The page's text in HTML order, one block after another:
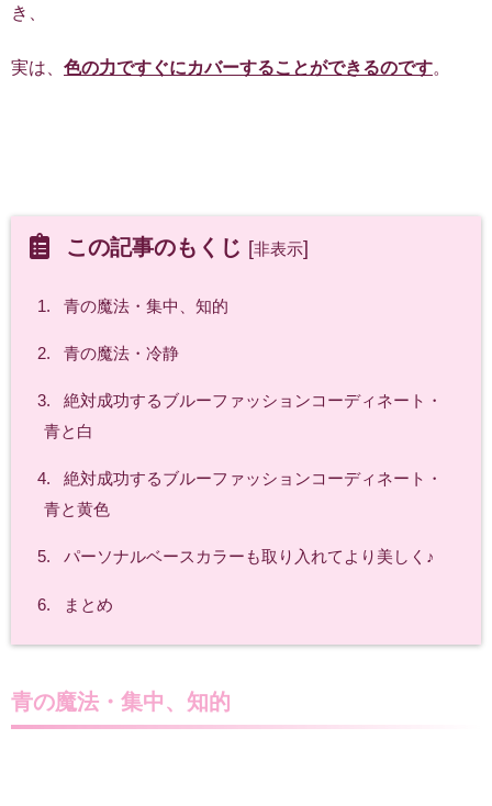
き、
実は、 色の力ですぐにカバーすることができるのです。
この記事のもくじ [非表示]
1. 青の魔法・集中、知的
2. 青の魔法・冷静
3.
絶対成功するブルーファッションコーディネート・
青と白
4.
絶対成功するブルーファッションコーディネート・
青と黄色
5. パーソナルベースカラーも取り入れてより美しく♪
6. まとめ
青の魔法・集中、知的